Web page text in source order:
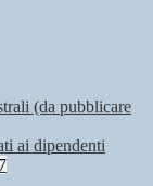
(da pubblicare
ai dipendenti